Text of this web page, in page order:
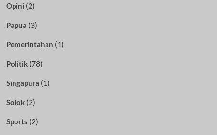
Opini (2)
Papua (3)
Pemerintahan (1)
Politik(78)
Singapura (1)
Solok(2)
Sports (2)